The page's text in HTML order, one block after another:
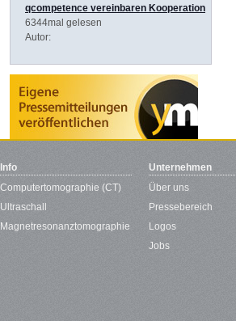
qcompetence vereinbaren Kooperation
6344mal gelesen
Autor:
Info
Computertomographie (CT)
Ultraschall
Magnetresonanztomographie
Unternehmen
Über uns
Pressebereich
Logos
Jobs